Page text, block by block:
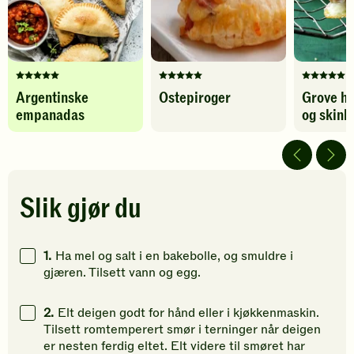
Denne
oppskriften
har
fått
stjerner.
Klikk
å
gi
Argentinske
empanadas
Denne
oppskriften
å
gi
din
Ostepiroger
Denne
har
5
av
Grove
og
Slik gjør du
1. Ha mel og salt i en bakebolle, og smuldre i
gjæren. Tilsett vann og egg.
2. Elt deigen godt for hånd eller i kjøkkenmaskin.
Tilsett romtemperert smør i terninger når deigen
er nesten ferdig eltet. Elt videre til smøret har